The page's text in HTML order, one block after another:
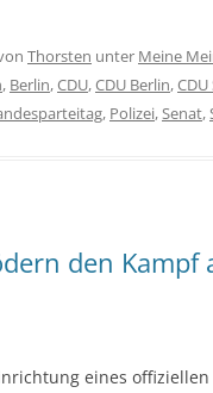
Thorsten unter Meine
, Berlin,CDU,CDU Berlin,
, Polizei,Senat,
den Kampf
eines